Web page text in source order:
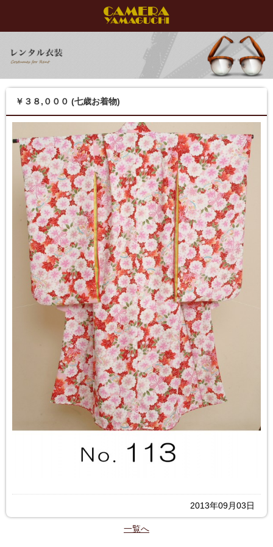
￥３８,０００ (七歳お着物)
2013年09月03日
一覧へ